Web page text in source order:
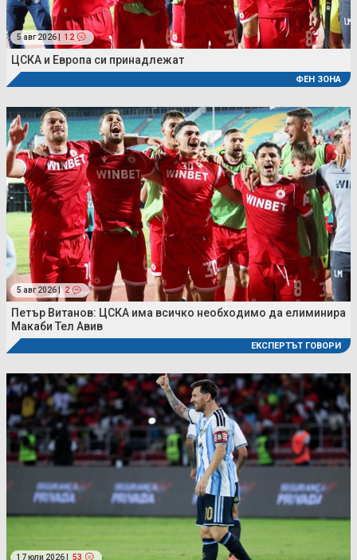
5 авг 2026 | 12
ЦСКА и Европа си принадлежат
ФЕН ЗОНА
5 авг 2026 | 2
Петър Витанов: ЦСКА има всичко необходимо да елиминира
Макаби Тел Авив
ЕКСПЕРТЪТ ГОВОРИ
17 юли 2026 | 53